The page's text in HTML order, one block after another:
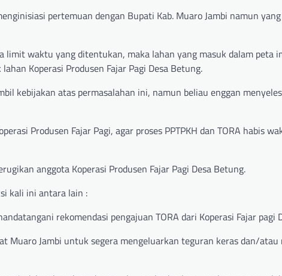
pertemuan dengan Bupati Kab. Muaro Jambi namun
limit waktu yang ditentukan, maka lahan yang masuk dalam peta
Koperasi Produsen Fajar Pagi Desa Betung.
kebijakan atas permasalahan ini, namun beliau enggan
Produsen Fajar Pagi, agar proses PPTPKH dan TORA habis
anggota Koperasi Produsen Fajar Pagi Desa Betung.
kali ini antara lain :
rekomendasi pengajuan TORA dari Koperasi Fajar pagi
Muaro Jambi untuk segera mengeluarkan teguran keras dan/atau